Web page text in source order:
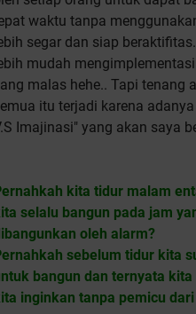
waktu tanpa
segar dan siap
mudah
malas hehe.. Tapi tenang
itu terjadi karena
Imajinasi" yang akan saya
kita tidur malam
selalu bangun pada jam
oleh alarm?
sebelum tidur kita
bangun dan ternyata
inginkan tanpa pemicu